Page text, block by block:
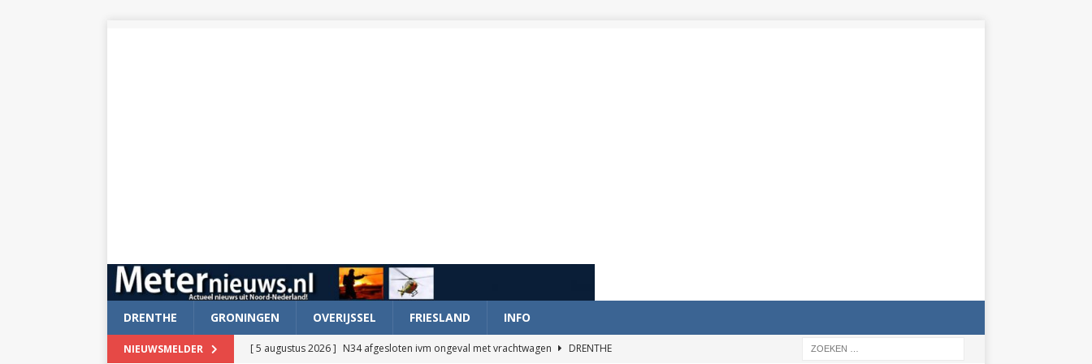
DRENTHE GRONINGEN OVERIJSSEL FRIESLAND INFO
NIEUWSMELDER [ 5 augustus 2026 ] N34 afgesloten ivm ongeval met vrachtwagen
DRENTHE